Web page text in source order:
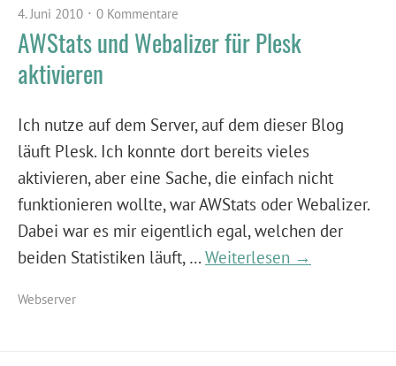
4. Juni 2010 0 Kommentare
AWStats und Webalizer für Plesk
aktivieren
Ich nutze auf dem Server, auf dem dieser Blog
läuft Plesk. Ich konnte dort bereits vieles
aktivieren, aber eine Sache, die einfach nicht
funktionieren wollte, war AWStats oder Webalizer.
Dabei war es mir eigentlich egal, welchen der
beiden Statistiken läuft, … Weiterlesen →
Webserver